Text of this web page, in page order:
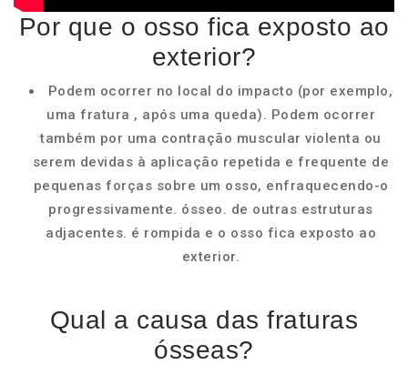
Por que o osso fica exposto ao
exterior?
Podem ocorrer no local do impacto (por exemplo,
uma fratura , após uma queda). Podem ocorrer
também por uma contração muscular violenta ou
serem devidas à aplicação repetida e frequente de
pequenas forças sobre um osso, enfraquecendo-o
progressivamente. ósseo. de outras estruturas
adjacentes. é rompida e o osso fica exposto ao
exterior.
Qual a causa das fraturas
ósseas?